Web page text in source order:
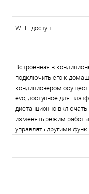
Wi-Fi доступ.
Встроенная в
подключить его к
кондиционером
evo, доступное для
дистанционно
изменять режим
управлять другими